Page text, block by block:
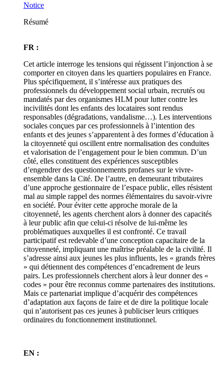
Notice
Résumé
FR :
Cet article interroge les tensions qui régissent l’injonction à se
comporter en citoyen dans les quartiers populaires en France.
Plus spécifiquement, il s’intéresse aux pratiques des
professionnels du développement social urbain, recrutés ou
mandatés par des organismes HLM pour lutter contre les
incivilités dont les enfants des locataires sont rendus
responsables (dégradations, vandalisme…). Les interventions
sociales conçues par ces professionnels à l’intention des
enfants et des jeunes s’apparentent à des formes d’éducation à
la citoyenneté qui oscillent entre normalisation des conduites
et valorisation de l’engagement pour le bien commun. D’un
côté, elles constituent des expériences susceptibles
d’engendrer des questionnements profanes sur le vivre-
ensemble dans la Cité. De l’autre, en demeurant tributaires
d’une approche gestionnaire de l’espace public, elles résistent
mal au simple rappel des normes élémentaires du savoir-vivre
en société. Pour éviter cette approche morale de la
citoyenneté, les agents cherchent alors à donner des capacités
à leur public afin que celui-ci résolve de lui-même les
problématiques auxquelles il est confronté. Ce travail
participatif est redevable d’une conception capacitaire de la
citoyenneté, impliquant une maîtrise préalable de la civilité. Il
s’adresse ainsi aux jeunes les plus influents, les « grands frères
» qui détiennent des compétences d’encadrement de leurs
pairs. Les professionnels cherchent alors à leur donner des «
codes » pour être reconnus comme partenaires des institutions.
Mais ce partenariat implique d’acquérir des compétences
d’adaptation aux façons de faire et de dire la politique locale
qui n’autorisent pas ces jeunes à publiciser leurs critiques
ordinaires du fonctionnement institutionnel.
EN :